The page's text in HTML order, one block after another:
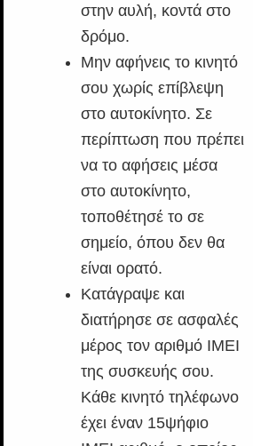
στην αυλή, κοντά στο
δρόμο.
Μην αφήνεις το κινητό
σου χωρίς επίβλεψη
στο αυτοκίνητο. Σε
περίπτωση που πρέπει
να το αφήσεις μέσα
στο αυτοκίνητο,
τοποθέτησέ το σε
σημείο, όπου δεν θα
είναι ορατό.
Κατάγραψε και
διατήρησε σε ασφαλές
μέρος τον αριθμό ΙΜΕΙ
της συσκευής σου.
Κάθε κινητό τηλέφωνο
έχει έναν 15ψήφιο